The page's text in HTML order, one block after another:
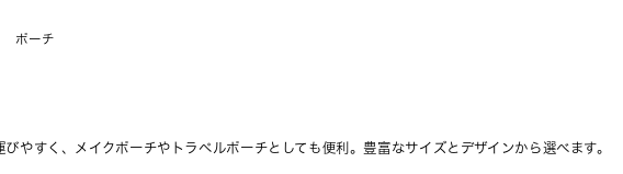
ポーチ
やすく、メイクポーチやトラベルポーチとしても便利。豊富なサイズとデザインから選べます。